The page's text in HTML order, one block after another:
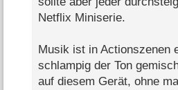
Netflix Miniserie.
Musik ist in Actionszenen
schlampig der Ton
auf diesem Gerät, ohne